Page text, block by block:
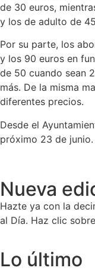
de 30 euros,
y los de adulto de
Por su parte, los
y los 90 euros en
de 50 cuando sean
más. De la misma
diferentes precios.
Desde el
próximo 23 de junio.
Nueva
Hazte ya con la
al Día. Haz clic
Lo último